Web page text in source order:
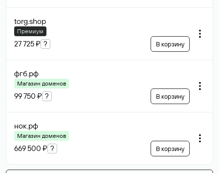
torg.shop
Премиум
27 725 ₽ ? В корзину
фгб.рф
Магазин доменов
99 750 ₽ ? В корзину
нок.рф
Магазин доменов
669 500 ₽ ? В корзину